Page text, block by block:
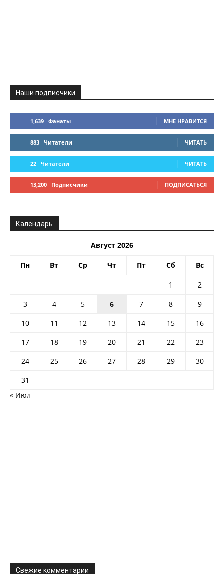
Наши подписчики
1,639 Фанаты МНЕ НРАВИТСЯ
883 Читатели ЧИТАТЬ
22 Читатели ЧИТАТЬ
13,200 Подписчики ПОДПИСАТЬСЯ
Календарь
Август 2026
Пн Вт Ср Чт Пт Сб Вс
1
2
3
4 5 6 7 8
9
10
11 12 13 14 15
16
17
18 19 20 21 22
23
24
25 26 27 28 29
30
31
« Июл
Свежие комментарии